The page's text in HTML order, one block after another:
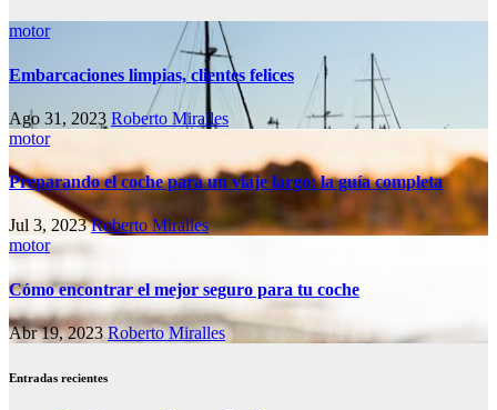
motor
Embarcaciones limpias, clientes felices
Ago 31, 2023 Roberto Miralles
motor
Preparando el coche para un viaje largo: la guía completa
Jul 3, 2023Roberto Miralles
motor
Cómo encontrar el mejor seguro para tu coche
Abr 19, 2023Roberto Miralles
Entradas recientes